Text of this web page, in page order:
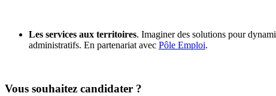
Les services aux territoires. Imaginer des solutions pour
administratifs. En partenariat avec Pôle Emploi.
Vous souhaitez candidater ?